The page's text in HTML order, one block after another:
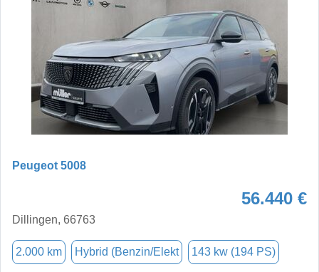
Peugeot 5008
56.440 €
Dillingen, 66763
2.000 km Hybrid (Benzin/Elekt 143 kw (194 PS)